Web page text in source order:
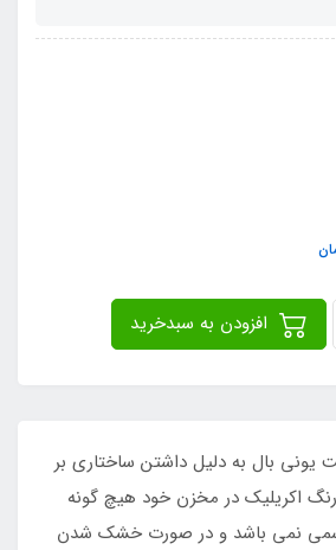
یونی بال به دلیل داشتن ساختاری بر
رنگ اکریلیک در مخزن خود هیچ گونه
نمی باشد و در صورت خشک شدن